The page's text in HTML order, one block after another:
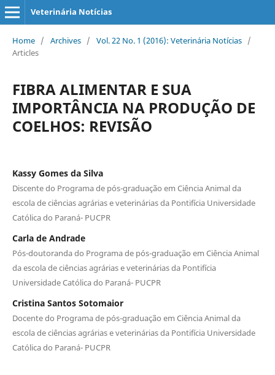
Veterinária Notícias
Home / Archives / Vol. 22 No. 1 (2016): Veterinária Notícias /
Articles
FIBRA ALIMENTAR E SUA
IMPORTÂNCIA NA PRODUÇÃO DE
COELHOS: REVISÃO
Kassy Gomes da Silva
Discente do Programa de pós-graduação em Ciência Animal da
escola de ciências agrárias e veterinárias da Pontifícia Universidade
Católica do Paraná- PUCPR
Carla de Andrade
Pós-doutoranda do Programa de pós-graduação em Ciência Animal
da escola de ciências agrárias e veterinárias da Pontifícia
Universidade Católica do Paraná- PUCPR
Cristina Santos Sotomaior
Docente do Programa de pós-graduação em Ciência Animal da
escola de ciências agrárias e veterinárias da Pontifícia Universidade
Católica do Paraná- PUCPR